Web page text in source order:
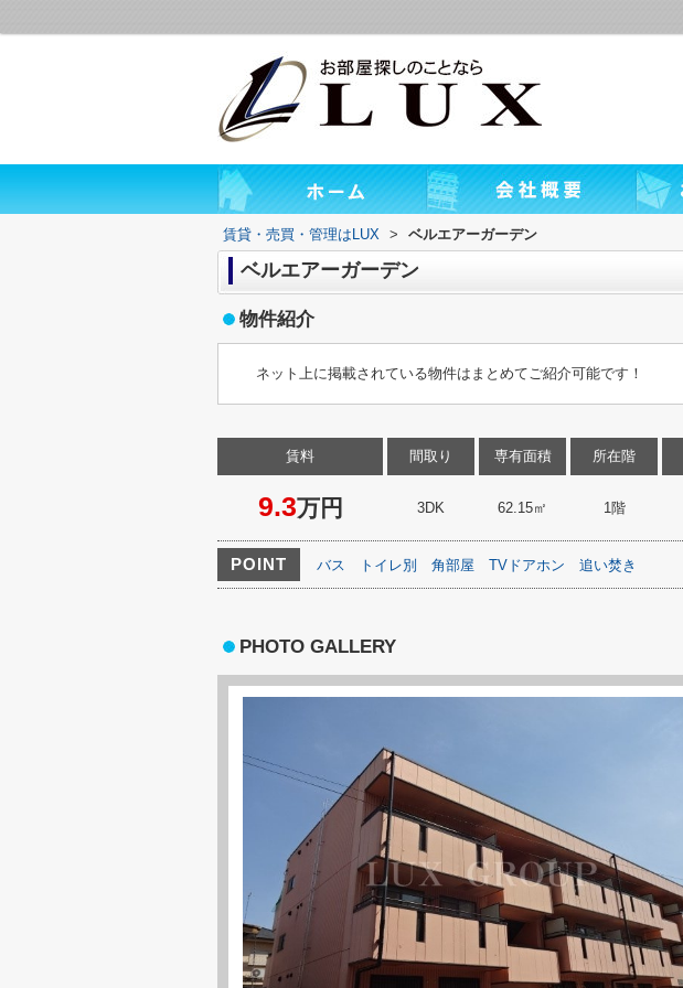
賃貸・売買・管理はLUX > ベルエアーガーデン
ベルエアーガーデン
物件紹介
ネット上に掲載されている物件はまとめてご紹介可能です！
賃料
9.3万円
間取り
3DK
専有面積
62.15㎡
所在階
1階
POINT バス トイレ別 角部屋 TVドアホン 追い焚き
PHOTO GALLERY